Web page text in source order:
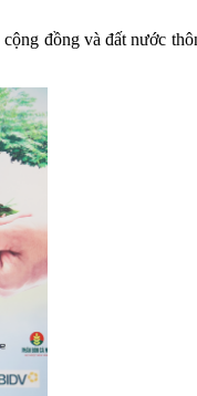
đồng và đất nước